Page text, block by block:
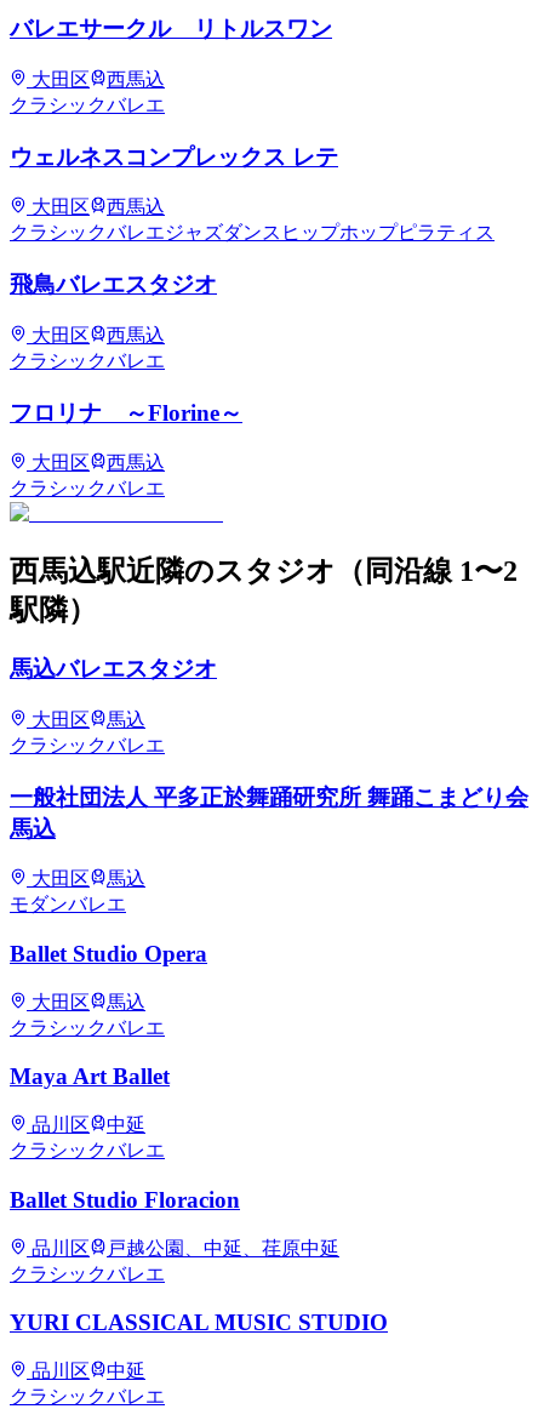
バレエサークル リトルスワン
大田区
西馬込
クラシックバレエ
ウェルネスコンプレックス レテ
大田区
西馬込
クラシックバレエジャズダンス ヒップホップピラティス
飛鳥バレエスタジオ
大田区
西馬込
クラシックバレエ
フロリナ ～Florine～
大田区
西馬込
クラシックバレエ
西馬込駅近隣のスタジオ （同沿線 1〜2
駅隣）
馬込バレエスタジオ
大田区
馬込
クラシックバレエ
一般社団法人 平多正於舞踊研究所 舞踊こまどり会
馬込
大田区
馬込
モダンバレエ
Ballet Studio Opera
大田区
馬込
クラシックバレエ
Maya Art Ballet
品川区
中延
クラシックバレエ
Ballet Studio Floracion
品川区
戸越公園、中延、荏原中延
クラシックバレエ
YURI CLASSICAL MUSIC STUDIO
品川区
中延
クラシックバレエ